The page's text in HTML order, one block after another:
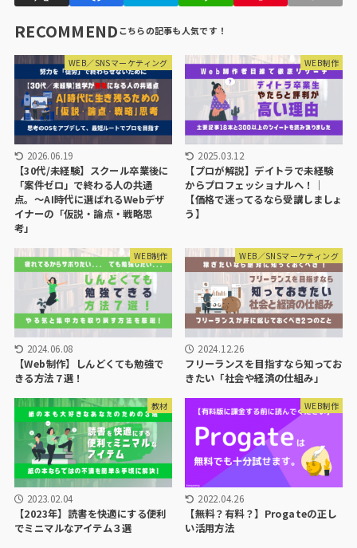
RECOMMEND
WEB／SNSマーケティング
2026.06.19
【30代/未経験】スクール卒業後に
「案件ゼロ」で終わる人の共通
点。〜AI時代に選ばれるWebデザ
イナーの「仮説・論点・戦略思
考」
WEB制作
2025.03.12
【プロが解説】デイトラで未経験
からプロフェッショナルへ！｜
【価格で迷ってるなら受講しましょ
う】
WEB制作
2024.06.08
【Web制作】しんどくても勉強で
きる方法７選！
WEB／SNSマーケティング
2024.12.26
フリーランスを目指すなら知ってお
きたい「社会や経済の仕組み」
教材
2023.02.04
【2023年】読書を快適にする便利
でミニマルなアイテム３選
WEB制作
2022.04.26
【無料？有料？】Progateの正し
い活用方法